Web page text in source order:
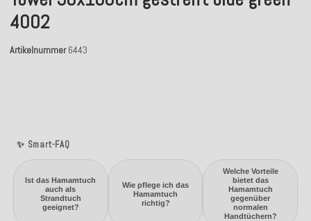
✨ Smart-FAQ
Ist das Hamamtuch
auch als
Strandtuch
geeignet?
Wie pflege ich das
Hamamtuch
richtig?
Welche Vorteile
bietet das
Hamamtuch
gegenüber
normalen
Handtüchern?
4002
Artikelnummer 6443